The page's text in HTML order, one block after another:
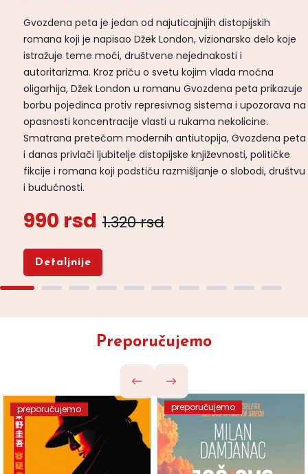
Gvozdena peta je jedan od najuticajnijih distopijskih
romana koji je napisao Džek London, vizionarsko delo koje
istražuje teme moći, društvene nejednakosti i
autoritarizma. Kroz priču o svetu kojim vlada moćna
oligarhija, Džek London u romanu Gvozdena peta prikazuje
borbu pojedinca protiv represivnog sistema i upozorava na
opasnosti koncentracije vlasti u rukama nekolicine.
Smatrana pretečom modernih antiutopija, Gvozdena peta
i danas privlači ljubitelje distopijske književnosti, političke
fikcije i romana koji podstiču razmišljanje o slobodi, društvu
i budućnosti.
990 rsd 1.320 rsd
Detaljnije
Preporučujemo
preporučujemo preporučujemo